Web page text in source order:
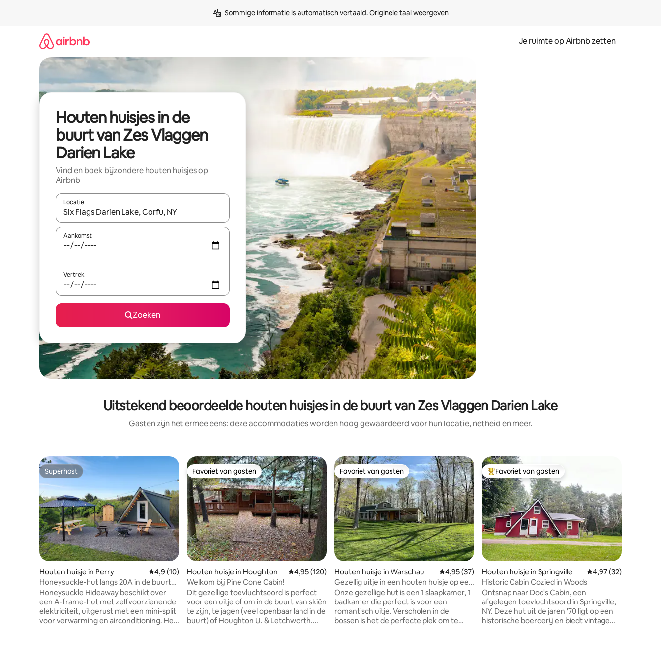
Sommige informatie is automatisch vertaald. Originele taal weergeven
Je ruimte op Airbnb zetten
Houten huisjes in de
buurt van Zes Vlaggen
Darien Lake
Vind en boek bijzondere houten huisjes op
Airbnb
Locatie
Wanneer er suggesties beschikbaar zijn, maak je een keuze met je de pijltjestoetsen omhoog en omlaag, óf door te tikken of swipen.
Aankomst
Vertrek
Zoeken
Uitstekend beoordeelde houten huisjes in de buurt van Zes Vlaggen Darien Lake
Gasten zijn het ermee eens: deze accommodaties worden hoog gewaardeerd voor hun locatie, netheid en meer.
Superhost
Superhost
Houten huisje in Perry Gemiddelde beoordeling van 4,9 uit 5, 10 recensies
4,9 (10)
Honeysuckle-hut langs 20A in de buurt
van Letchworth
Honeysuckle Hideaway beschikt over
een A-frame-hut met zelfvoorzienende
elektriciteit, uitgerust met een mini-split
voor verwarming en airconditioning. Het
Favoriet van gasten
Favoriet van gasten
Houten huisje in Houghton Gemiddelde beoordeling van 4,95 uit 5, 120 recensies
4,95 (120)
Welkom bij Pine Cone Cabin!
Dit gezellige toevluchtsoord is perfect
voor een uitje of om in de buurt van skiën
te zijn, te jagen (veel openbaar land in de
buurt) of Houghton U. & Letchworth.
Favoriet van gasten
Favoriet van gasten
Houten huisje in Warschau Gemiddelde beoordeling van 4,95 uit 5, 37 recensies
4,95 (37)
Gezellig uitje in een houten huisje op een
schilderachtige paardenboerderij
Onze gezellige hut is een 1 slaapkamer, 1
badkamer die perfect is voor een
romantisch uitje. Verscholen in de
bossen is het de perfecte plek om te
Topfavoriet van gasten
Favoriet van gasten
Houten huisje in Springville Gemiddelde
4,97 (32)
Historic Cabin Cozied in Woods
Ontsnap naar Doc's Cabin, een
afgelegen toevluchtsoord in Springville,
NY. Deze hut uit de jaren '70 ligt op een
historische boerderij en biedt vintage